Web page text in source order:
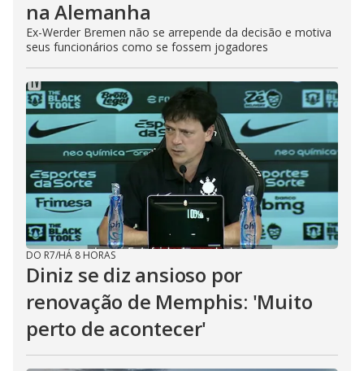
na Alemanha
Ex-Werder Bremen não se arrepende da decisão e motiva
seus funcionários como se fossem jogadores
DO R7/HÁ 8 HORAS
Diniz se diz ansioso por
renovação de Memphis: 'Muito
perto de acontecer'